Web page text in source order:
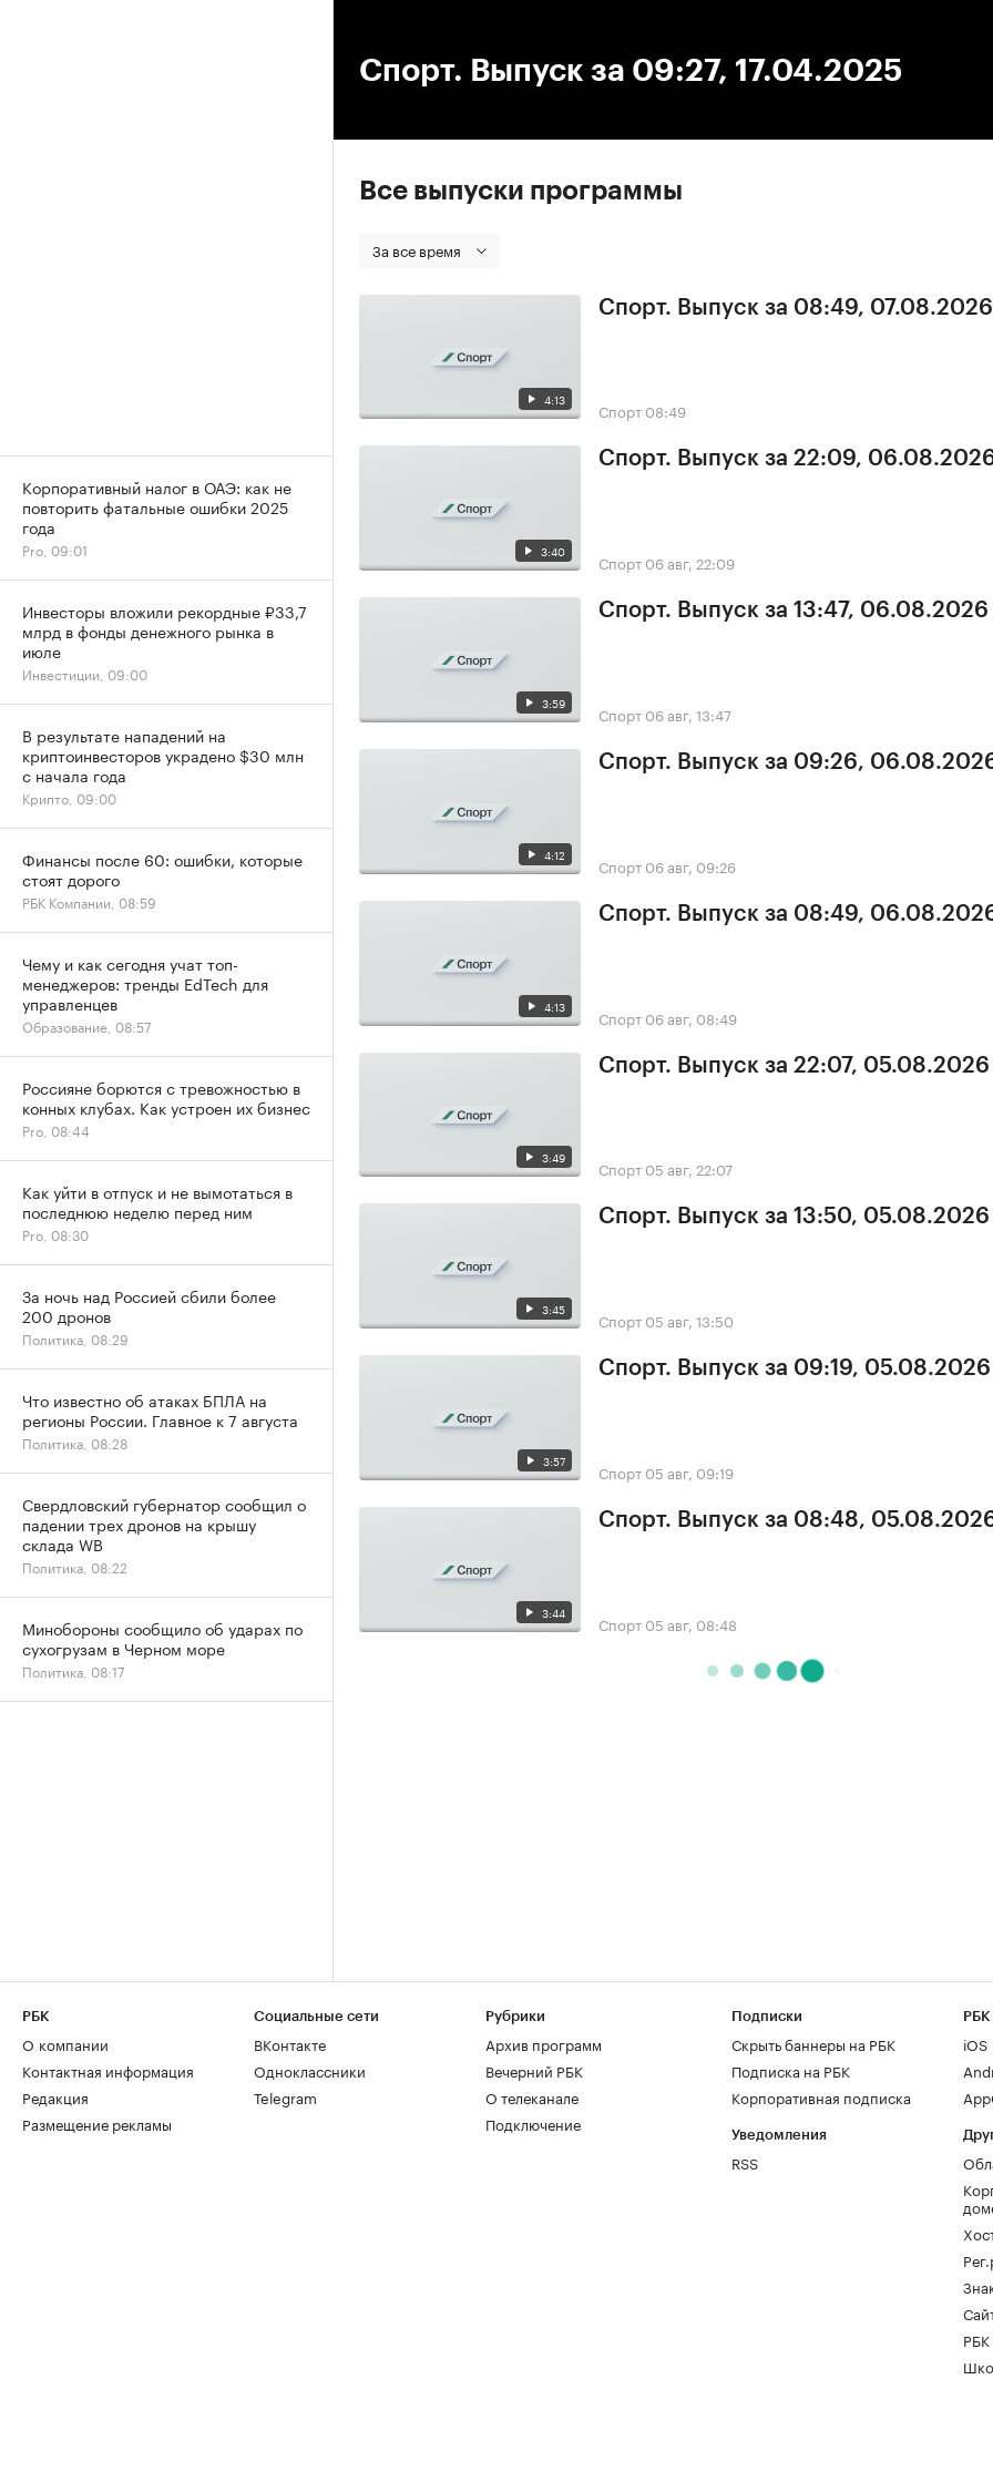
Спорт. Выпуск за 09:27, 17.04.2025
Все выпуски программы
За все время
4:13
Спорт. Выпуск за 08:49, 07.08.2026
Спорт 08:49
3:40
Спорт. Выпуск за 22:09,
Спорт 06 авг, 22:09
3:59
Спорт. Выпуск за 13:47, 06.08.2026
Спорт 06 авг, 13:47
4:12
Спорт. Выпуск за 09:26,
Спорт 06 авг, 09:26
4:13
Спорт. Выпуск за 08:49,
Спорт 06 авг, 08:49
3:49
Спорт. Выпуск за 22:07, 05.08.2026
Спорт 05 авг, 22:07
3:45
Спорт. Выпуск за 13:50, 05.08.2026
Спорт 05 авг, 13:50
3:57
Спорт. Выпуск за 09:19, 05.08.2026
Спорт 05 авг, 09:19
3:44
Спорт. Выпуск за 08:48,
Спорт 05 авг, 08:48
Корпоративный налог в ОАЭ: как не
повторить фатальные ошибки 2025
года
Pro, 09:01
Инвесторы вложили рекордные ₽33,7
млрд в фонды денежного рынка в
июле
Инвестиции, 09:00
В результате нападений на
криптоинвесторов украдено $30 млн
с начала года
Крипто, 09:00
Финансы после 60: ошибки, которые
стоят дорого
РБК Компании, 08:59
Чему и как сегодня учат топ-
менеджеров: тренды EdTech для
управленцев
Образование, 08:57
Россияне борются с тревожностью в
конных клубах. Как устроен их бизнес
Pro, 08:44
Как уйти в отпуск и не вымотаться в
последнюю неделю перед ним
Pro, 08:30
За ночь над Россией сбили более
200 дронов
Политика, 08:29
Что известно об атаках БПЛА на
регионы России. Главное к 7 августа
Политика, 08:28
Свердловский губернатор сообщил о
падении трех дронов на крышу
склада WB
Политика, 08:22
Минобороны сообщило об ударах по
сухогрузам в Черном море
Политика, 08:17
РБК
О компании
Контактная информация
Редакция
Размещение рекламы
Социальные сети
ВКонтакте
Одноклассники
Telegram
Рубрики
Архив программ
Вечерний РБК
О телеканале
Подключение
Подписки
Скрыть баннеры на РБК
Подписка на РБК
Корпоративная подписка
Уведомления
RSS
РБК
iOS